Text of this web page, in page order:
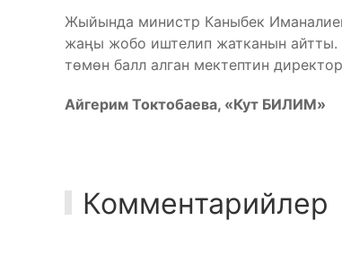
Жыйында министр Каныбек
жаңы жобо иштелип жатканын
төмөн балл алган мектептин
Айгерим Токтобаева, «Кут БИЛИМ»
Комментарийлер